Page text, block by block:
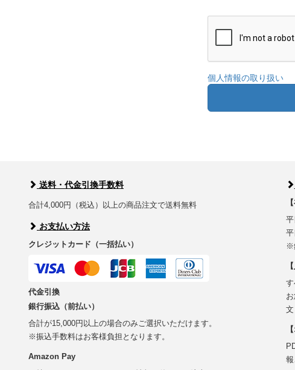
個人情報の取り扱い
送料・代金引換手数料
合計4,000円（税込）以上の商品注文で送料無料
お支払い方法
クレジットカード（一括払い）
代金引換
銀行振込（前払い）
合計が15,000円以上の場合のみご選択いただけます。
※振込手数料はお客様負担となります。
Amazon Pay
※
す
文
報